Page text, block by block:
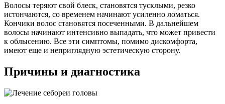
Волосы теряют свой блеск, становятся тусклыми, резко
истончаются, со временем начинают усиленно ломаться.
Кончики волос становятся посеченными. В дальнейшем
волосы начинают интенсивно выпадать, что может привести
к облысению. Все эти симптомы, помимо дискомфорта,
имеют еще и неприглядную эстетическую сторону.
Причины и диагностика